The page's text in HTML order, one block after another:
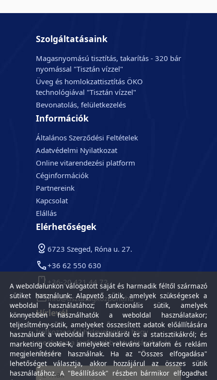
Szolgáltatásaink
Magasnyomású tisztítás, takarítás - 320 bár
nyomással "Tisztán vízzel"
Üveg és homlokzattisztítás ÖKO
technológiával "Tisztán vízzel"
Bevonatolás, felületkezelés
Információk
Általános Szerződési Feltételek
Adatvédelmi Nyilatkozat
Online vitarendezési platform
Céginformációk
Partnereink
Kapcsolat
Elállás
Elérhetőségek
6723 Szeged, Róna u. 27.
+36 62 550 630
+36-20 421 44 72
info@tisztasagkozpont.hu
Hírlevél
Iratkozzon fel hírlevelünkre, hogy
megkapja a legfrissebb aktualitásokat és
híreket.
A weboldalunkon válogatott saját és harmadik féltől származó
sütiket használunk: Alapvető sütik, amelyek szükségesek a
weboldal használatához; funkcionális sütik, amelyek
könnyebben használhatók a weboldal használatakor;
teljesítmény-sütik, amelyeket összesített adatok előállítására
használunk a weboldal használatáról és a statisztikákról; és
marketing cookie-k, amelyeket releváns tartalom és reklám
megjelenítésére használnak. Ha az "Összes elfogadása"
lehetőséget választja, akkor hozzájárul az összes sütik
használatához. A "Beállítások" részben bármikor elfogadhat